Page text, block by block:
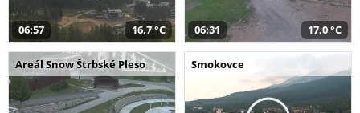
06:57 16,7 °C 06:31 17,0 °C
Areál Snow Štrbské Pleso Smokovce